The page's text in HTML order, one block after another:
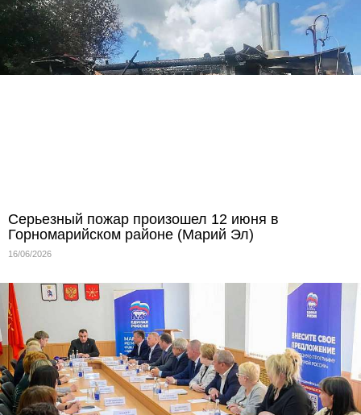
Серьезный пожар произошел 12 июня в
Горномарийском районе (Марий Эл)
16/06/2026